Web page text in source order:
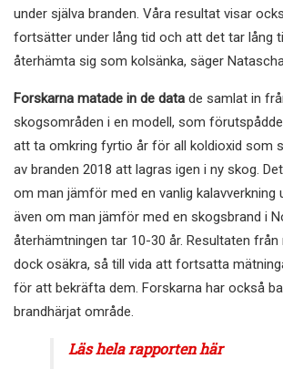
under själva branden. Våra resultat visar
fortsätter under lång tid och att det tar lång
återhämta sig som kolsänka, säger
Forskarna matade in de data de samlat in
skogsområden i en modell, som
att ta omkring fyrtio år för all koldioxid som
av branden 2018 att lagras igen i ny skog.
om man jämför med en vanlig kalavverkning
även om man jämför med en skogsbrand i
återhämtningen tar 10-30 år. Resultaten från
dock osäkra, så till vida att fortsatta
för att bekräfta dem. Forskarna har också
brandhärjat område.
Läs hela rapporten här